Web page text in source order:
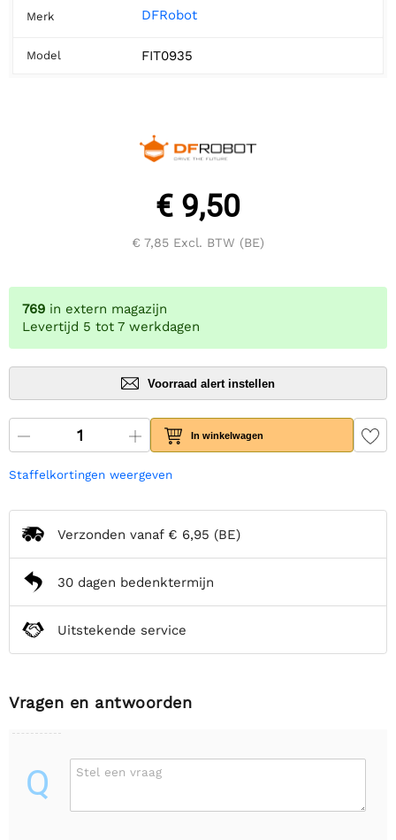
Merk DFRobot
Model FIT0935
€ 9,50
€ 7,85 Excl. BTW (BE)
769 in extern magazijn
Levertijd 5 tot 7 werkdagen
Voorraad alert instellen
In winkelwagen
Staffelkortingen weergeven
Verzonden vanaf € 6,95 (BE)
30 dagen bedenktermijn
Uitstekende service
Vragen en antwoorden
Q Stel een vraag